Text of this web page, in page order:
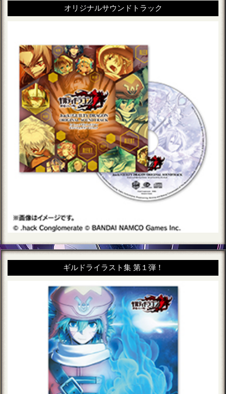
オリジナルサウンドトラック
ギルドライラスト集 第１弾！